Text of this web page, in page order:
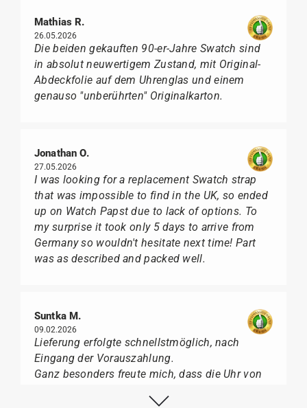
Mathias R.
26.05.2026
Die beiden gekauften 90-er-Jahre Swatch sind
in absolut neuwertigem Zustand, mit Original-
Abdeckfolie auf dem Uhrenglas und einem
genauso "unberührten" Originalkarton.
Jonathan O.
27.05.2026
I was looking for a replacement Swatch strap
that was impossible to find in the UK, so ended
up on Watch Papst due to lack of options. To
my surprise it took only 5 days to arrive from
Germany so wouldn't hesitate next time! Part
was as described and packed well.
Suntka M.
09.02.2026
Lieferung erfolgte schnellstmöglich, nach
Eingang der Vorauszahlung.
Ganz besonders freute mich, dass die Uhr von